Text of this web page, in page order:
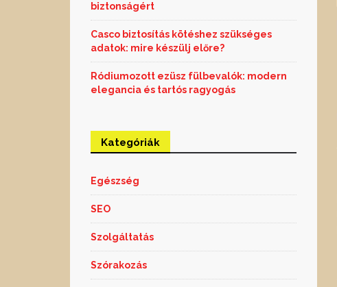
biztonságért
Casco biztosítás kötéshez szükséges
adatok: mire készülj előre?
Ródiumozott ezüsz fülbevalók: modern
elegancia és tartós ragyogás
Kategóriák
Egészség
SEO
Szolgáltatás
Szórakozás